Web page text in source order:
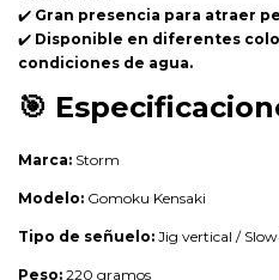
✔️ Gran presencia para atraer
✔️ Disponible en diferentes
condiciones de agua.
🎯
Marca: Storm
Modelo: Gomoku Kensaki
Tipo de señuelo: Jig vertical /
Peso: 220 gramos